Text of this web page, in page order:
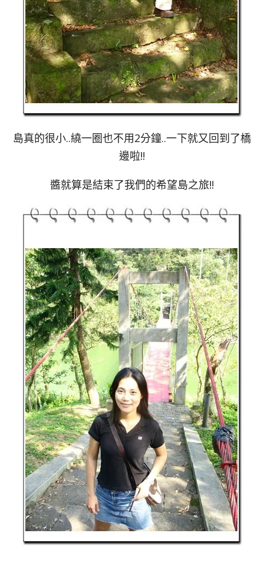
島真的很小..繞一圈也不用2分鐘..一下就又回到了橋
邊啦!!
醬就算是結束了我們的希望島之旅!!